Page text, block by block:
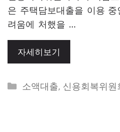
은 주택담보대출을 이용
려움에 처했을 …
자세히보기
Categories
소액대출, 신용회복위원